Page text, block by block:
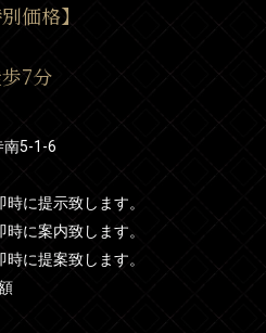
価格】
7分
5-1-6
に提示致します。
に案内致します。
に提案致します。